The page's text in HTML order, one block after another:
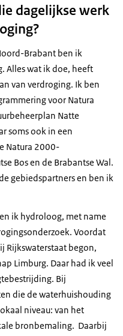
dagelijkse werk
Brabant ben ik
Alles wat ik doe, heeft
van verdroging. Ik ben
voor Natura
Natte
soms ook in een
Natura 2000-
Bos en de Brabantse Wal.
gebiedspartners en ben ik
ik hydroloog, met name
Voordat
Rijkswaterstaat begon,
Limburg. Daar had ik veel
Bij
die de waterhuishouding
niveau: van het
bronbemaling. Daarbij